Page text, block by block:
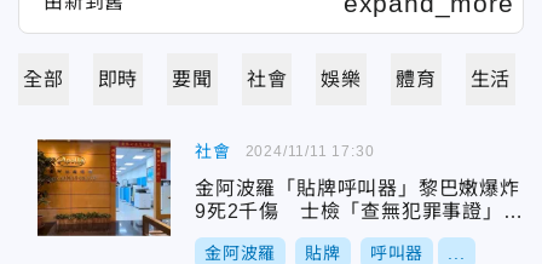
全部 即時 要聞 社會 娛樂 體育 生活
社會
金阿波羅「貼牌呼叫器」黎巴嫩爆炸
9死2千傷 士檢「查無犯罪事證」簽
結
金阿波羅 貼牌 呼叫器
2024/11/11 17:30